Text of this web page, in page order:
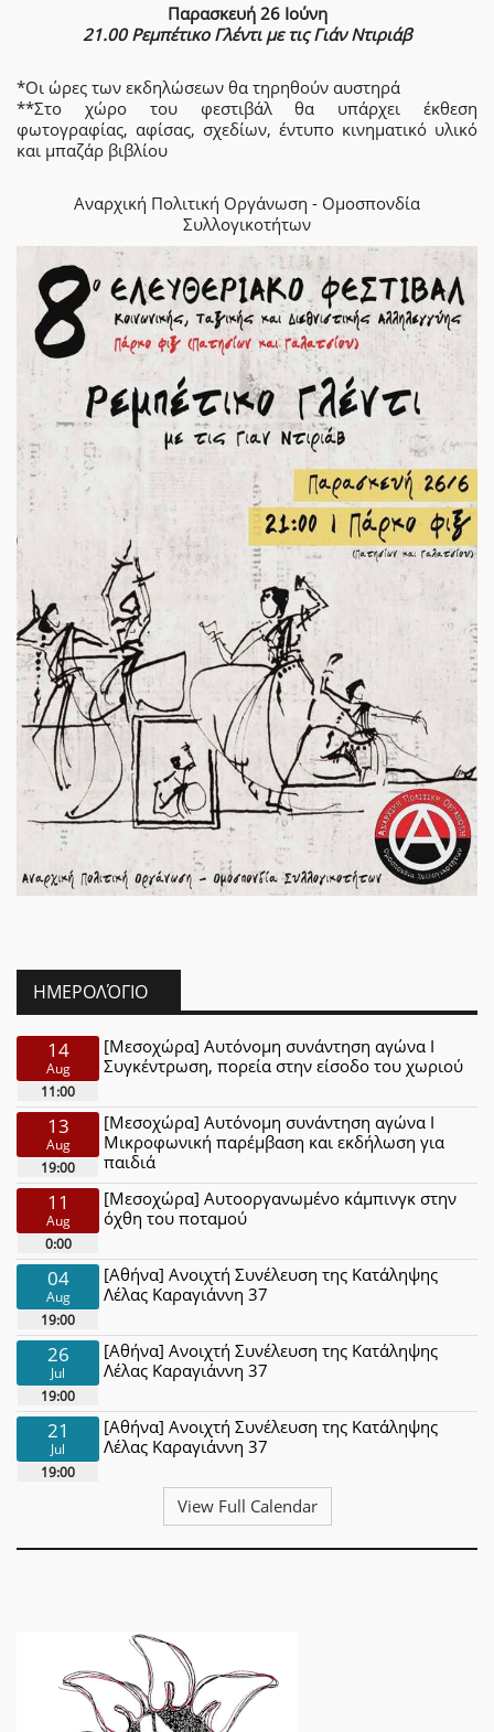
Παρασκευή 26 Ιούνη
21.00 Ρεμπέτικο Γλέντι με τις Γιάν Ντιριάβ
*Οι ώρες των εκδηλώσεων θα τηρηθούν αυστηρά
**Στο χώρο του φεστιβάλ θα υπάρχει έκθεση
φωτογραφίας, αφίσας, σχεδίων, έντυπο κινηματικό υλικό
και μπαζάρ βιβλίου
Αναρχική Πολιτική Οργάνωση - Ομοσπονδία
Συλλογικοτήτων
ΗΜΕΡΟΛΌΓΙΟ
14
Aug
11:00
[Μεσοχώρα] Αυτόνομη συνάντηση αγώνα Ι
Συγκέντρωση, πορεία στην είσοδο του χωριού
13
Aug
19:00
[Μεσοχώρα] Αυτόνομη συνάντηση αγώνα Ι
Μικροφωνική παρέμβαση και εκδήλωση για
παιδιά
11
Aug
0:00
[Μεσοχώρα] Αυτοοργανωμένο κάμπινγκ στην
όχθη του ποταμού
04
Aug
19:00
[Αθήνα] Ανοιχτή Συνέλευση της Κατάληψης
Λέλας Καραγιάννη 37
26
Jul
19:00
[Αθήνα] Ανοιχτή Συνέλευση της Κατάληψης
Λέλας Καραγιάννη 37
21
Jul
19:00
[Αθήνα] Ανοιχτή Συνέλευση της Κατάληψης
Λέλας Καραγιάννη 37
View Full Calendar